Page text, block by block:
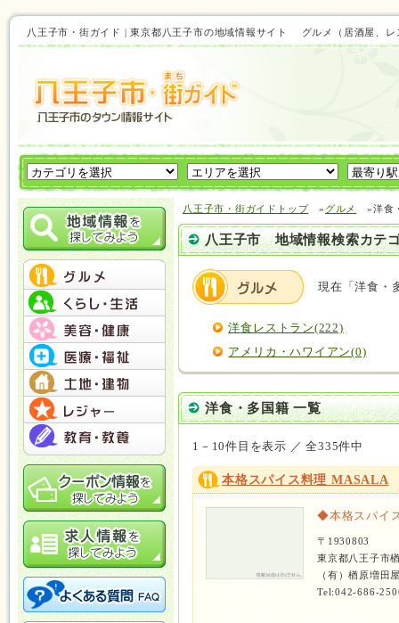
八王子市・街ガイド | 東京都八王子市の地域情報サイト グルメ（居酒屋、
八王子市・街ガイドトップ » グルメ »洋食
八王子市 地域情報検索カテ
現在「洋食・
洋食レストラン(222)
アメリカ・ハワイアン(0)
洋食・多国籍 一覧
1－10件目を表示 ／ 全335件中
本格スパイス料理 MASALA
◆本格スパイ
〒1930803
東京都八王子市
（有）楢原増田
Tel:042-686-